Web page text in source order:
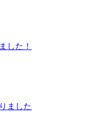
した！
ました